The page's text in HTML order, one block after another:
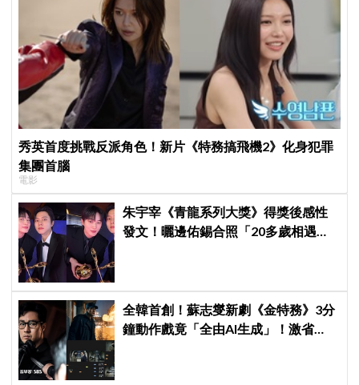
秀英首度挑戰反派角色！新片《特務搞飛機2》化身犯罪
集團首腦
電影
朱宇宰《青龍系列大獎》得獎後感性
發文！曬邊佑錫合照「20多歲相遇，
全韓首創！蘇志燮新劇《金特務》3分
鐘動作戲竟「全由AI生成」！激省